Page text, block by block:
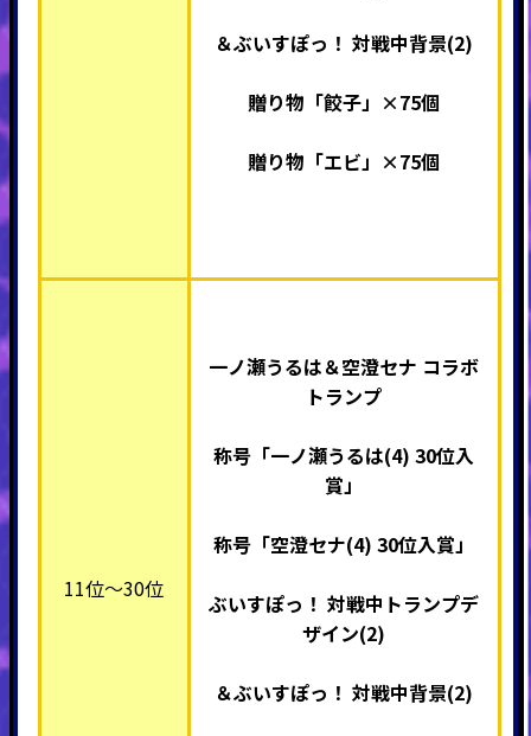
＆ぶいすぽっ！ 対戦中背景(2)
贈り物「餃子」×75個
贈り物「エビ」×75個
11位～30位
一ノ瀬うるは＆空澄セナ コラボ
トランプ
称号「一ノ瀬うるは(4) 30位入
賞」
称号「空澄セナ(4) 30位入賞」
ぶいすぽっ！ 対戦中トランプデ
ザイン(2)
＆ぶいすぽっ！ 対戦中背景(2)